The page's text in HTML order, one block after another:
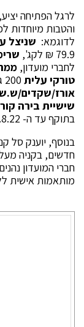
לרגל הפתיחה
והטבות מיוחדות
לדוגמא: שניצל
79.9 ₪ לקג',
לחברי מועדון,
טורקי עלית 200 גרם ב 15.9 ₪ ליח',
אורז/שקדים/
שישיית בירה
בתוקף עד ה- 28.8.22.
בנוסף, יוענק סל
חברי המועדון
מותאמות אישית